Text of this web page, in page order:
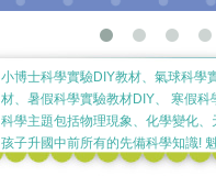
小博士科學實驗DIY教材、氣球科學
材、暑假科學實驗教材DIY、 寒假科
科學主題包括物理現象、化學變化
孩子升國中前所有的先備科學知識!